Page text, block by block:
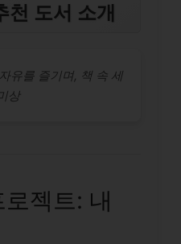
천 도서 소개
유를 즐기며, 책 속 세
상
젝트: 내